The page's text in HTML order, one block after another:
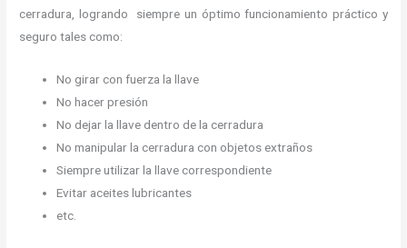
cerradura, logrando siempre un óptimo funcionamiento práctico y
seguro tales como:
No girar con fuerza la llave
No hacer presión
No dejar la llave dentro de la cerradura
No manipular la cerradura con objetos extraños
Siempre utilizar la llave correspondiente
Evitar aceites lubricantes
etc.